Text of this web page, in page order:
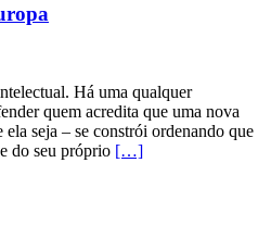
Há uma qualquer
quem acredita que uma nova
seja – se constrói ordenando que
do seu próprio […]